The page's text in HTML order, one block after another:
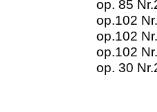
op. 85
op.102
op.102
op.102
op. 30